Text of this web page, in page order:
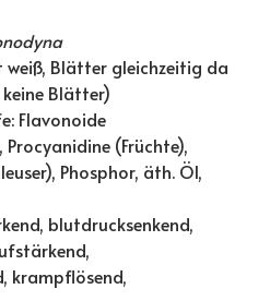
Blätter gleichzeitig da
Blätter)
Flavonoide
(Früchte),
Phosphor, äth. Öl,
blutdrucksenkend,
krampflösend,